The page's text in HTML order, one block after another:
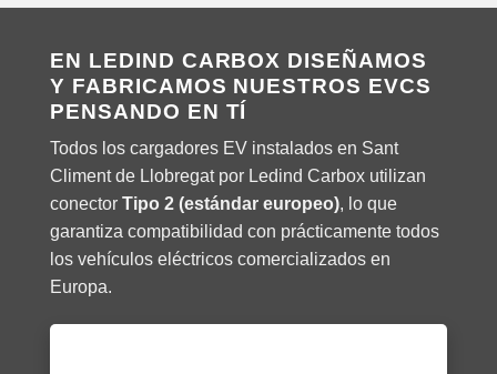
EN LEDIND CARBOX DISEÑAMOS
Y FABRICAMOS NUESTROS EVCS
PENSANDO EN TÍ
Todos los cargadores EV instalados en Sant
Climent de Llobregat por Ledind Carbox utilizan
conector Tipo 2 (estándar europeo), lo que
garantiza compatibilidad con prácticamente todos
los vehículos eléctricos comercializados en
Europa.